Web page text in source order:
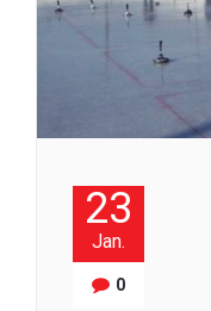
23
Jan.
0